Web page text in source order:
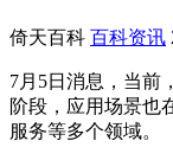
倚天百科 百科资讯
7月5日消息，当前
阶段，应用场景也
服务等多个领域。